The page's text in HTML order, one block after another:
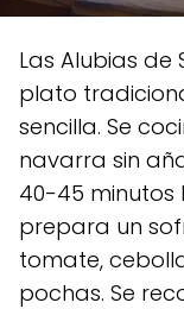
Las Alubias
plato
sencilla. Se
navarra sin
40-45 minutos
prepara un
tomate,
pochas. Se